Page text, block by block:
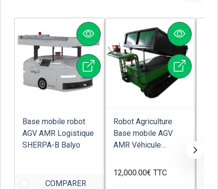
Base mobile robot
AGV AMR Logistique
SHERPA-B Balyo
COMPARER
Robot Agriculture
Base mobile AGV
AMR Véhicule
12,000.00€ TTC